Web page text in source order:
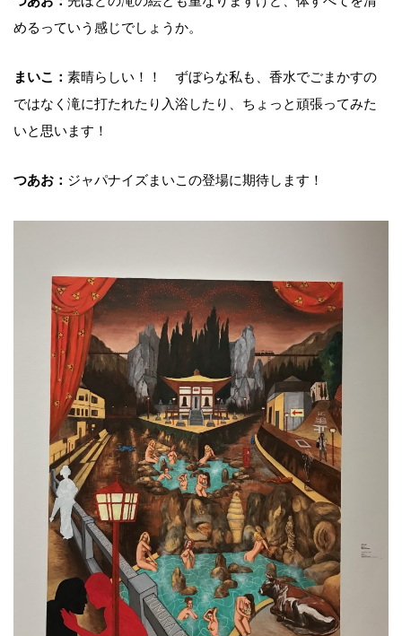
めるっていう感じでしょうか。
まいこ： 素晴らしい！！ ずぼらな私も、香水でごまかすの
ではなく滝に打たれたり入浴したり、ちょっと頑張ってみた
いと思います！
つあお： ジャパナイズまいこの登場に期待します！